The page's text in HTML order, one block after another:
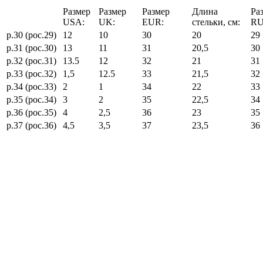
Размер
USA:
Размер
UK:
Размер
EUR:
Длина
стельки, см:
р.30 (рос.29)
12 10 30 20
29
р.31 (рос.30)
13 11 31 20,5
30
р.32 (рос.31)
13.5 12 32 21
31
р.33 (рос.32)
1,5 12.5 33 21,5
32
р.34 (рос.33)
2 1 34 22
33
р.35 (рос.34)
3 2 35 22,5
34
р.36 (рос.35)
4 2,5 36 23
35
р.37 (рос.36)
4,5 3,5 37 23,5 36